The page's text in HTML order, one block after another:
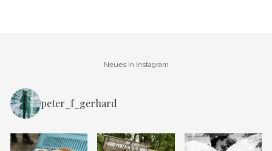
Neues in Instagram
peter_f_gerhard